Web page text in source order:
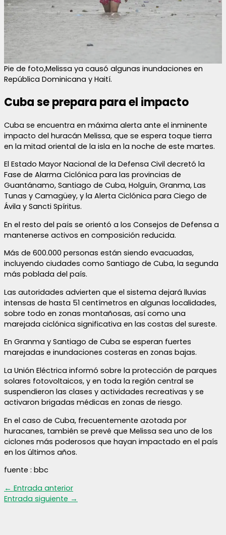
Pie de foto,Melissa ya causó algunas inundaciones en
República Dominicana y Haití.
Cuba se prepara para el impacto
Cuba se encuentra en máxima alerta ante el inminente
impacto del huracán Melissa, que se espera toque tierra
en la mitad oriental de la isla en la noche de este martes.
El Estado Mayor Nacional de la Defensa Civil decretó la
Fase de Alarma Ciclónica para las provincias de
Guantánamo, Santiago de Cuba, Holguín, Granma, Las
Tunas y Camagüey, y la Alerta Ciclónica para Ciego de
Ávila y Sancti Spíritus.
En el resto del país se orientó a los Consejos de Defensa a
mantenerse activos en composición reducida.
Más de 600.000 personas están siendo evacuadas,
incluyendo ciudades como Santiago de Cuba, la segunda
más poblada del país.
Las autoridades advierten que el sistema dejará lluvias
intensas de hasta 51 centímetros en algunas localidades,
sobre todo en zonas montañosas, así como una
marejada ciclónica significativa en las costas del sureste.
En Granma y Santiago de Cuba se esperan fuertes
marejadas e inundaciones costeras en zonas bajas.
La Unión Eléctrica informó sobre la protección de parques
solares fotovoltaicos, y en toda la región central se
suspendieron las clases y actividades recreativas y se
activaron brigadas médicas en zonas de riesgo.
En el caso de Cuba, frecuentemente azotada por
huracanes, también se prevé que Melissa sea uno de los
ciclones más poderosos que hayan impactado en el país
en los últimos años.
fuente : bbc
← Entrada anterior
Entrada siguiente →